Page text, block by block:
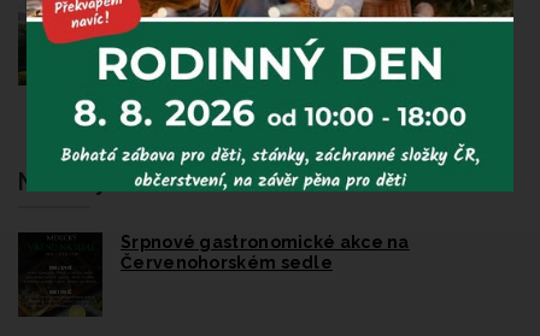
Za termály do Losin na 2 noci
Novinky
Srpnové gastronomické akce na
Červenohorském sedle